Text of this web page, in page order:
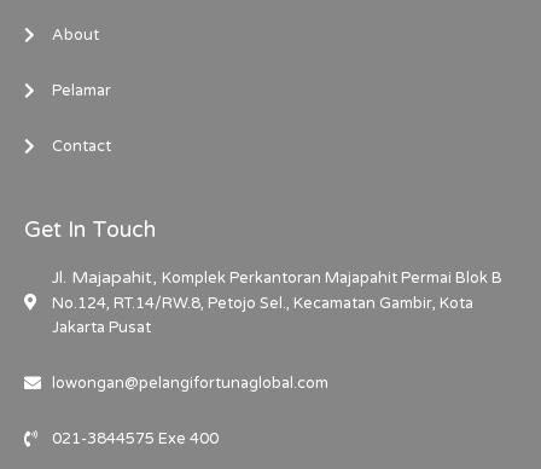
About
Pelamar
Contact
Get In Touch
Jl. Majapahit, Komplek Perkantoran Majapahit Permai Blok B
No.124, RT.14/RW.8, Petojo Sel., Kecamatan Gambir, Kota
Jakarta Pusat
lowongan@pelangifortunaglobal.com
021-3844575 Exe 400